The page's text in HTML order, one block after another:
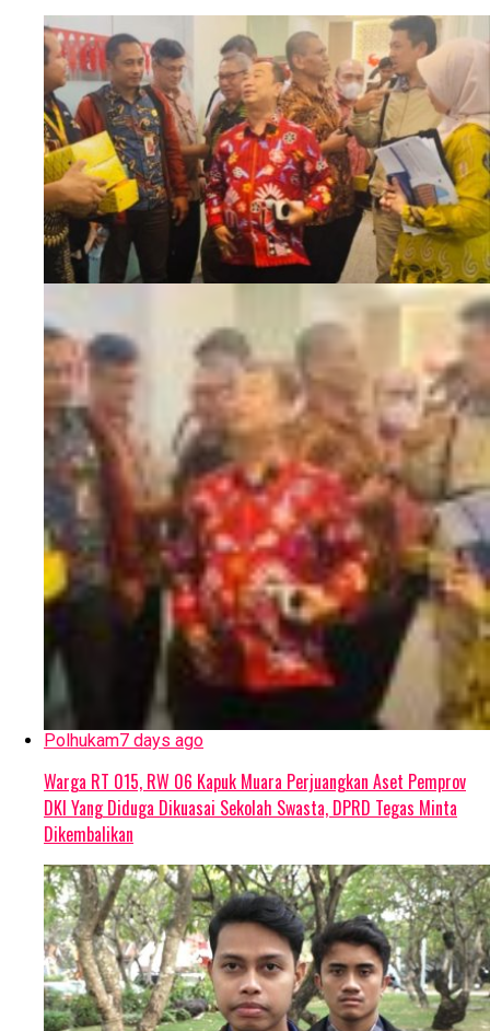
Polhukam7 days ago
Warga RT 015, RW 06 Kapuk Muara Perjuangkan Aset Pemprov
DKI Yang Diduga Dikuasai Sekolah Swasta, DPRD Tegas Minta
Dikembalikan